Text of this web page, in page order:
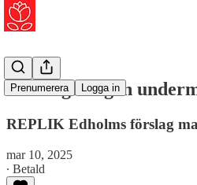
Prenumerera Logga in
Tidöregeringen
REPLIK Edholms förslag
mar 10, 2025
∙ Betald